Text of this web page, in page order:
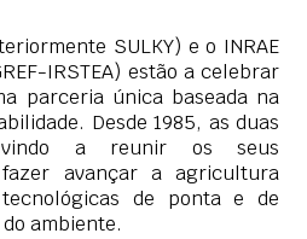
SULKY) e o INRAE
IRSTEA) estão a celebrar
parceria única baseada na
Desde 1985, as duas
vindo a reunir os seus
avançar a agricultura
de ponta e de
ambiente.